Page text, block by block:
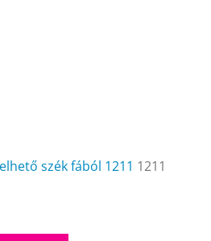
szék fából 1211 1211